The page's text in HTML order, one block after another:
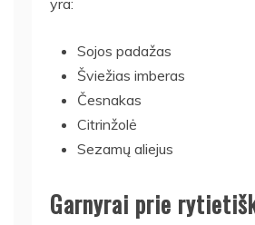
yra:
Sojos padažas
Šviežias imberas
Česnakas
Citrinžolė
Sezamų aliejus
Garnyrai prie